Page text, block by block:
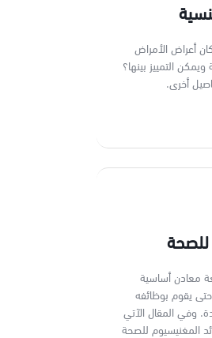
أعراض الأمراض
التمييز بينها؟
أخرى.
للصحة
معادن أساسية
يقوم بوظائفه
وفي المقال الآتي
المغنيسيوم للصحة